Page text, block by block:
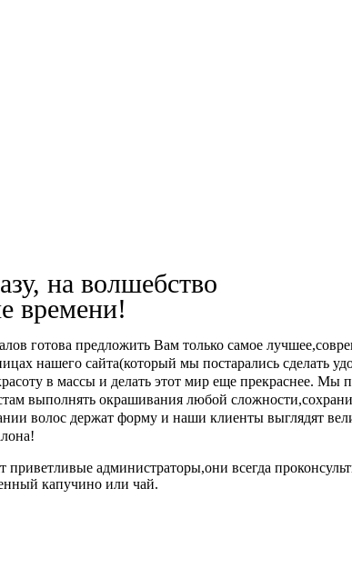
на волшебство
времени!
готова предложить Вам только самое
нашего сайта(который мы постарались сделать
в массы и делать этот мир еще прекраснее. Мы
выполнять окрашивания любой
волос держат форму и наши клиенты выглядят
администраторы,они всегда
капучино или чай.